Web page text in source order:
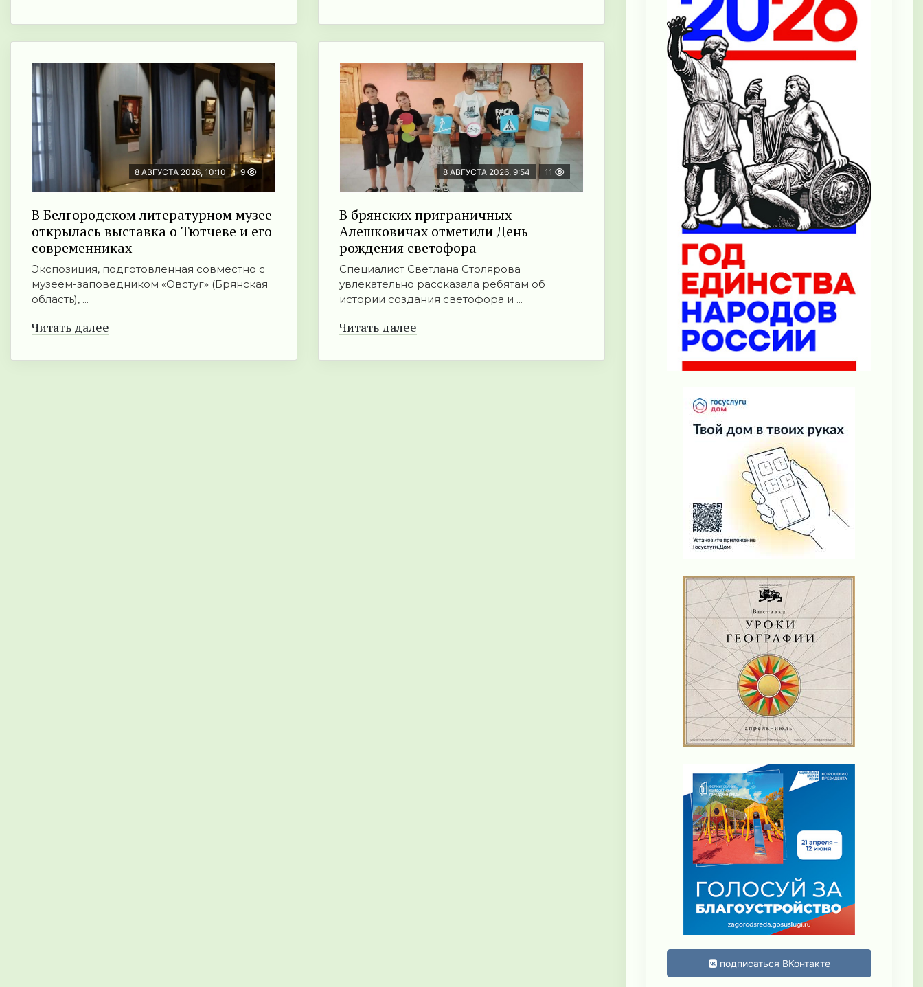
8 АВГУСТА 2026, 10:10 9
В Белгородском литературном музее
открылась выставка о Тютчеве и его
современниках
Экспозиция, подготовленная совместно с
музеем-заповедником «Овстуг» (Брянская
область), ...
Читать далее
8 АВГУСТА 2026, 9:54 11
В брянских приграничных
Алешковичах отметили День
рождения светофора
Специалист Светлана Столярова
увлекательно рассказала ребятам об
истории создания светофора и ...
Читать далее
подписаться ВКонтакте